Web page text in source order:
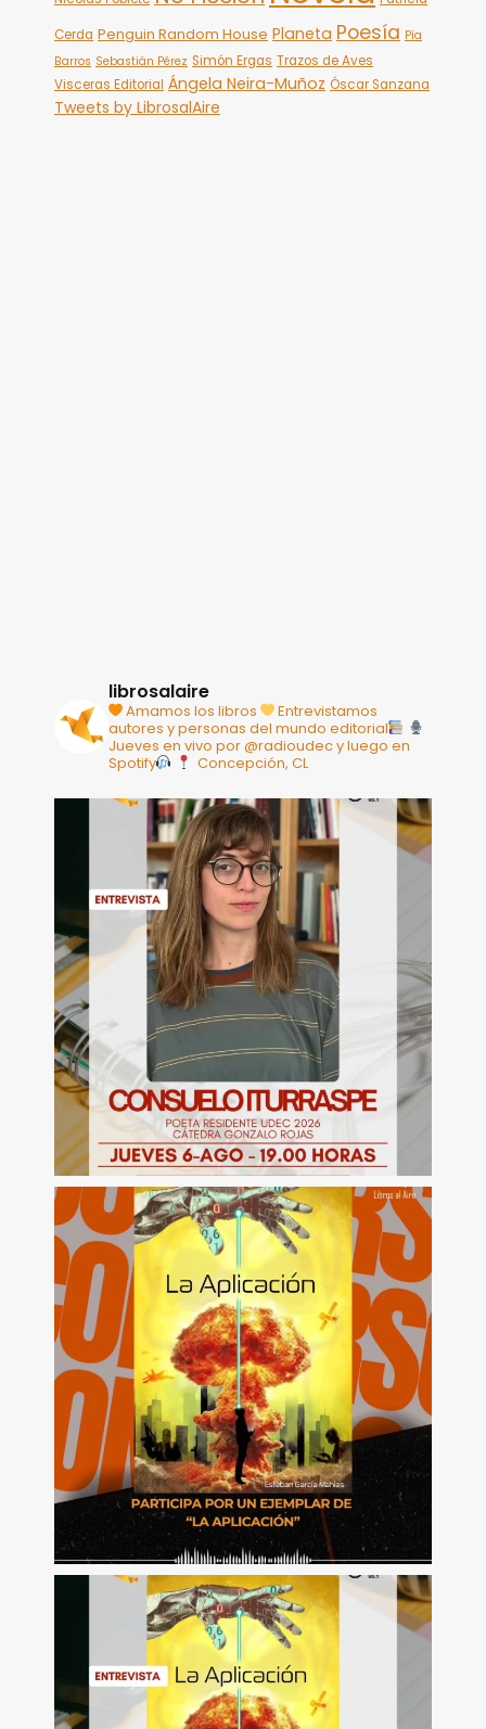
Cerda Penguin Random House Planeta Poesía Pía
Barros Sebastián Pérez Simón Ergas Trazos de Aves
Visceras Editorial Ángela Neira-Muñoz Óscar Sanzana
Tweets by LibrosalAire
librosalaire
Amamos los libros
Entrevistamos
autores y personas del mundo editorial
Jueves en vivo por @radioudec y luego en
Spotify
Concepción, CL